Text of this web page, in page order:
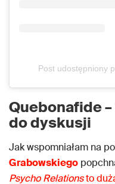
Post udostępniony
Quebonafide
do dyskusji
Jak wspomniałam na
Grabowskiego
Psycho Relationsto